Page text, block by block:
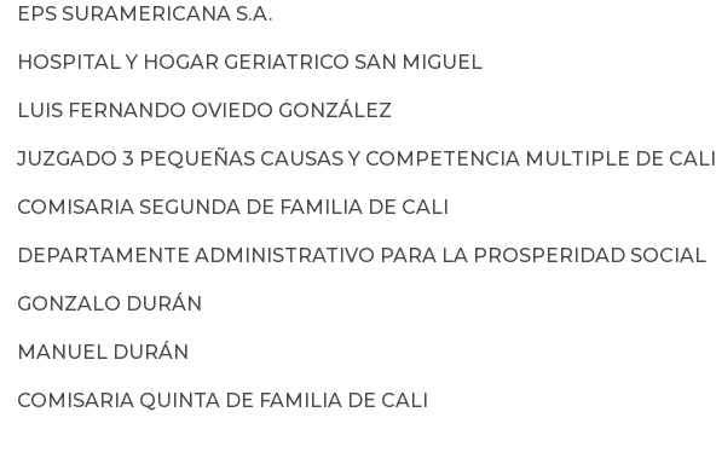
EPS SURAMERICANA S.A.
HOSPITAL Y HOGAR GERIATRICO SAN MIGUEL
LUIS FERNANDO OVIEDO GONZÁLEZ
JUZGADO 3 PEQUEÑAS CAUSAS Y COMPETENCIA MULTIPLE DE CALI
COMISARIA SEGUNDA DE FAMILIA DE CALI
DEPARTAMENTE ADMINISTRATIVO PARA LA PROSPERIDAD SOCIAL
GONZALO DURÁN
MANUEL DURÁN
COMISARIA QUINTA DE FAMILIA DE CALI